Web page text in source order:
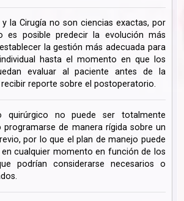
y la Cirugía no son ciencias exactas, por
es posible predecir la evolución más
la gestión más adecuada para
hasta el momento en que los
evaluar al paciente antes de la
reporte sobre el postoperatorio.
quirúrgico no puede ser totalmente
programarse de manera rígida sobre un
por lo que el plan de manejo puede
cualquier momento en función de los
podrían considerarse necesarios o